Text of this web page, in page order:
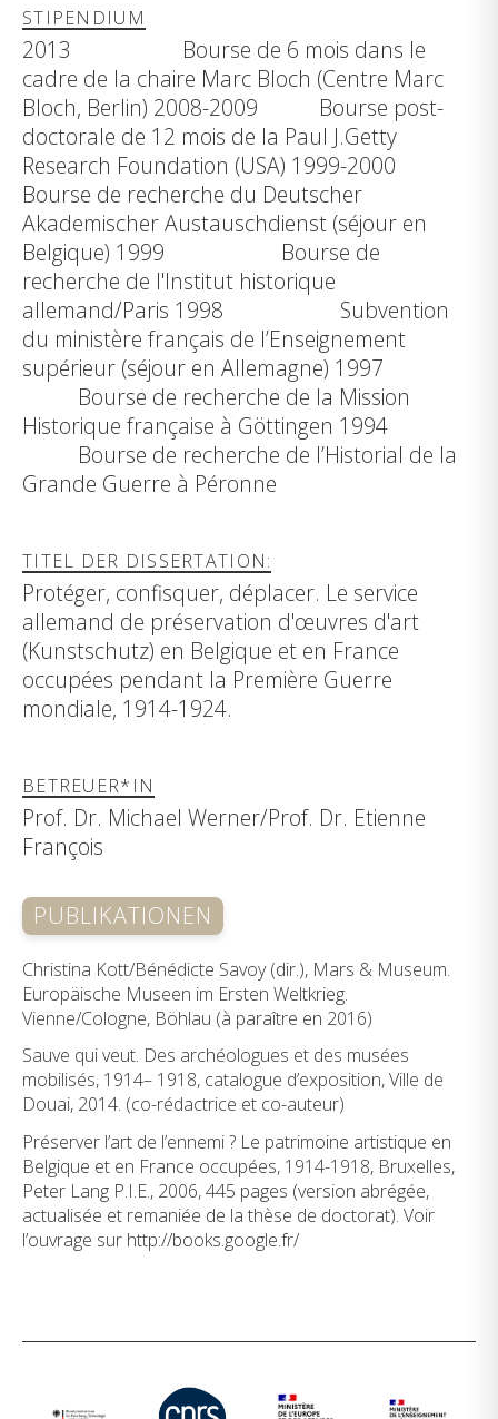
STIPENDIUM
2013 Bourse de 6 mois dans le
cadre de la chaire Marc Bloch (Centre Marc
Bloch, Berlin) 2008-2009 Bourse post-
doctorale de 12 mois de la Paul J.Getty
Research Foundation (USA) 1999-2000
Bourse de recherche du Deutscher
Akademischer Austauschdienst (séjour en
Belgique) 1999 Bourse de
recherche de l'Institut historique
allemand/Paris 1998 Subvention
du ministère français de l’Enseignement
supérieur (séjour en Allemagne) 1997
Bourse de recherche de la Mission
Historique française à Göttingen 1994
Bourse de recherche de l’Historial de la
Grande Guerre à Péronne
TITEL DER DISSERTATION:
Protéger, confisquer, déplacer. Le service
allemand de préservation d'œuvres d'art
(Kunstschutz) en Belgique et en France
occupées pendant la Première Guerre
mondiale, 1914-1924.
BETREUER*IN
Prof. Dr. Michael Werner/Prof. Dr. Etienne
François
PUBLIKATIONEN
Christina Kott/Bénédicte Savoy (dir.), Mars & Museum.
Europäische Museen im Ersten Weltkrieg.
Vienne/Cologne, Böhlau (à paraître en 2016)
Sauve qui veut. Des archéologues et des musées
mobilisés, 1914– 1918, catalogue d’exposition, Ville de
Douai, 2014. (co-rédactrice et co-auteur)
Préserver l’art de l’ennemi ? Le patrimoine artistique en
Belgique et en France occupées, 1914-1918, Bruxelles,
Peter Lang P.I.E., 2006, 445 pages (version abrégée,
actualisée et remaniée de la thèse de doctorat). Voir
l’ouvrage sur http://books.google.fr/